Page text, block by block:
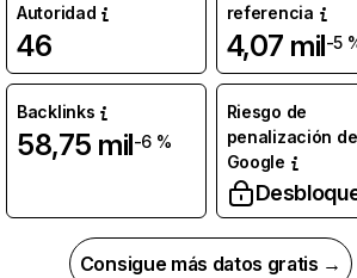
Autoridad
46
referencia
4,07 mil-5
Backlinks
58,75 mil-6 %
Riesgo de
penalización de
Google
Consigue más datos gratis →